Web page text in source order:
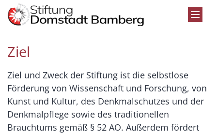
Zum Inhalt springen
Ziel
Ziel und Zweck der Stiftung ist die selbstlose
Förderung von Wissenschaft und Forschung, von
Kunst und Kultur, des Denkmalschutzes und der
Denkmalpflege sowie des traditionellen
Brauchtums gemäß § 52 AO. Außerdem fördert